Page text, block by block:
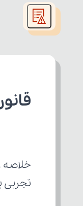
window.
قانون
خلاصه
تجربی